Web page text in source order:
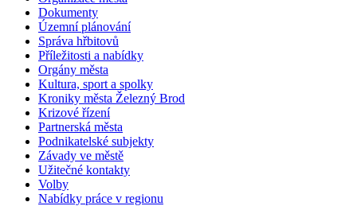
Dokumenty
Územní plánování
Správa hřbitovů
Příležitosti a nabídky
Orgány města
Kultura, sport a spolky
Kroniky města Železný Brod
Krizové řízení
Partnerská města
Podnikatelské subjekty
Závady ve městě
Užitečné kontakty
Volby
Nabídky práce v regionu